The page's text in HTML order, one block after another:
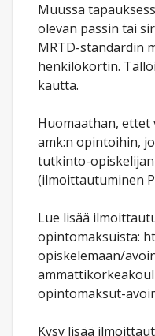
Muussa
olevan passin tai
MRTD-standardin
henkilökortin.
kautta.
Huomaathan,
amk:n opintoihin,
tutkinto-opiskelijan
(ilmoittautuminen
Lue lisää
opintomaksuista:
opiskelemaan/
opintomaksut-
Kysy lisää